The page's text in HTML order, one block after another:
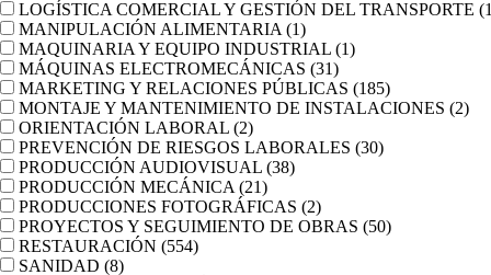
LOGÍSTICA COMERCIAL Y GESTIÓN DEL TRANSPORTE
MANIPULACIÓN ALIMENTARIA (1)
MAQUINARIA Y EQUIPO INDUSTRIAL (1)
MÁQUINAS ELECTROMECÁNICAS (31)
MARKETING Y RELACIONES PÚBLICAS (185)
MONTAJE Y MANTENIMIENTO DE INSTALACIONES (2)
ORIENTACIÓN LABORAL (2)
PREVENCIÓN DE RIESGOS LABORALES (30)
PRODUCCIÓN AUDIOVISUAL (38)
PRODUCCIÓN MECÁNICA (21)
PRODUCCIONES FOTOGRÁFICAS (2)
PROYECTOS Y SEGUIMIENTO DE OBRAS (50)
RESTAURACIÓN (554)
SANIDAD (8)